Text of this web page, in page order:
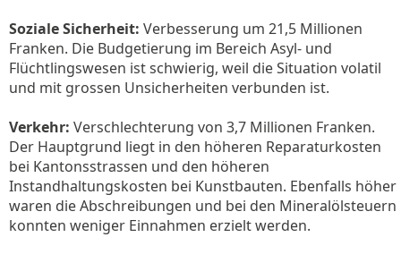
Soziale Sicherheit: Verbesserung um 21,5 Millionen
Franken. Die Budgetierung im Bereich Asyl- und
Flüchtlingswesen ist schwierig, weil die Situation volatil
und mit grossen Unsicherheiten verbunden ist.
Verkehr: Verschlechterung von 3,7 Millionen Franken.
Der Hauptgrund liegt in den höheren Reparaturkosten
bei Kantonsstrassen und den höheren
Instandhaltungskosten bei Kunstbauten. Ebenfalls höher
waren die Abschreibungen und bei den Mineralölsteuern
konnten weniger Einnahmen erzielt werden.